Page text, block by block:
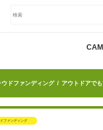
ウドファンディング アウトドアで
ファンディング